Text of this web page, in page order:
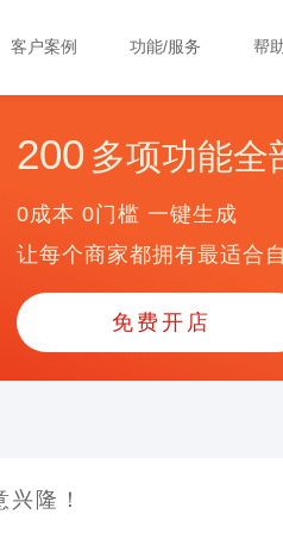
客户案例 功能/服务 帮
200 多项功能全
0成本 0门槛 一键生成
让每个商家都拥有最适合
免费开店
隆！